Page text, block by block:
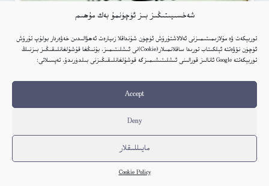
شەخسىيىتىڭىز بىز ئۈچۈنمۇ بەك مۇھىم
توربېكەت ۋە مۇلازىمىتىمىزنى ئەلالاشتۇرۇش ئۈچۈن شۇنداقلا زىيارەت ئەھۋالىدىن خەۋەردار بولۇپ تۇرۇش
ئۈچۈن نۆۋەتتە ئېلكىتاب تورىدا ساقلانمىلار(Cookie)نى ئىشلىتىمىز. بۇنىڭغا قۇشۇلغانلىقىڭىز بىزنىڭ
توربېكەتتە Google ئانالىز قورالىنى ئىشلىتىشىمىزگە قوشۇلغانلىقىڭىزنى بىلدۈرىدۇ. تەپسىلاتى:
Accept
Deny
مايىللىقلار
Cookie Policy